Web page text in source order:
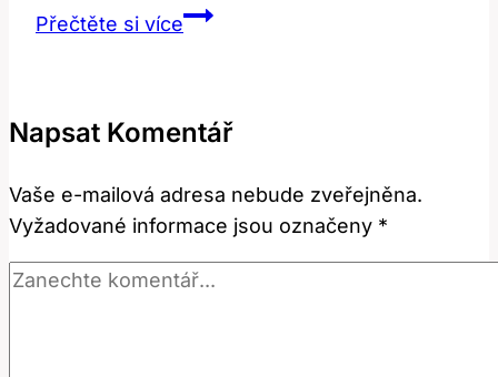
Přečtěte si vícePic:
v
fotografii
Napsat Komentář
Vaše e-mailová adresa nebude zveřejněna.
Vyžadované informace jsou označeny *